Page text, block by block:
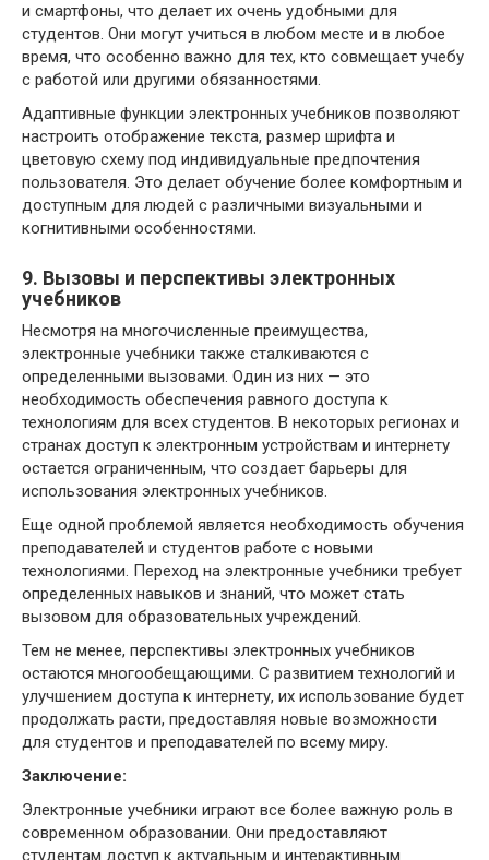
и смартфоны, что делает их очень удобными для
студентов. Они могут учиться в любом месте и в любое
время, что особенно важно для тех, кто совмещает учебу
с работой или другими обязанностями.
Адаптивные функции электронных учебников позволяют
настроить отображение текста, размер шрифта и
цветовую схему под индивидуальные предпочтения
пользователя. Это делает обучение более комфортным и
доступным для людей с различными визуальными и
когнитивными особенностями.
9. Вызовы и перспективы электронных
учебников
Несмотря на многочисленные преимущества,
электронные учебники также сталкиваются с
определенными вызовами. Один из них — это
необходимость обеспечения равного доступа к
технологиям для всех студентов. В некоторых регионах и
странах доступ к электронным устройствам и интернету
остается ограниченным, что создает барьеры для
использования электронных учебников.
Еще одной проблемой является необходимость обучения
преподавателей и студентов работе с новыми
технологиями. Переход на электронные учебники требует
определенных навыков и знаний, что может стать
вызовом для образовательных учреждений.
Тем не менее, перспективы электронных учебников
остаются многообещающими. С развитием технологий и
улучшением доступа к интернету, их использование будет
продолжать расти, предоставляя новые возможности
для студентов и преподавателей по всему миру.
Заключение:
Электронные учебники играют все более важную роль в
современном образовании. Они предоставляют
студентам доступ к актуальным и интерактивным